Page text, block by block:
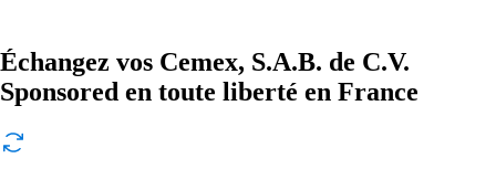
Échangez vos Cemex, S.A.B. de C.V.
Sponsored en toute liberté en France